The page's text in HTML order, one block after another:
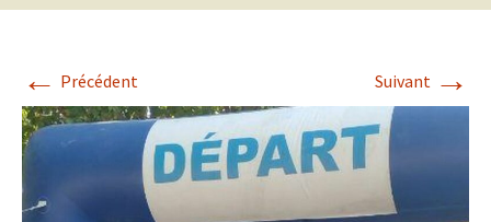
← Précédent Suivant →